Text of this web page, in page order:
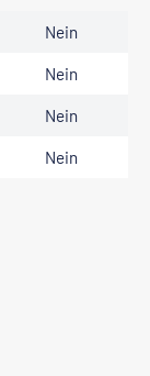
Nein
Nein
Nein
Nein